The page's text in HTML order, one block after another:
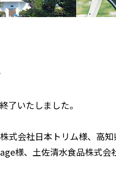
了いたしました。
会社⽇本トリム様、高知
様、土佐清水食品株式会